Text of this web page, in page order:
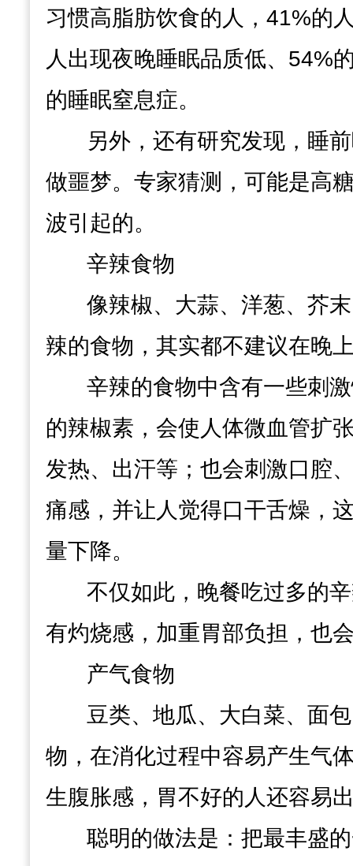
习惯高脂肪饮食的人，41%的
人出现夜晚睡眠品质低、54%
的睡眠窒息症。
另外，还有研究发现， 睡
做噩梦。 专家猜测，可能是高
波引起的。
辛辣食物
像辣椒、大蒜、洋葱、芥
辣的食物， 其实都不建议在晚
辛辣的食物中含有一些刺
的辣椒素，会使人体微血管扩
发热、出汗等；也会刺激口腔
痛感，并让人觉得口干舌燥，
量下降。
不仅如此，晚餐吃过多的
有灼烧感，加重胃部负担，也
产气食物
豆类、地瓜、大白菜、面
物，在消化过程中容易产生气
生腹胀感 ，胃不好的人还容易
聪明的做法是： 把最丰盛